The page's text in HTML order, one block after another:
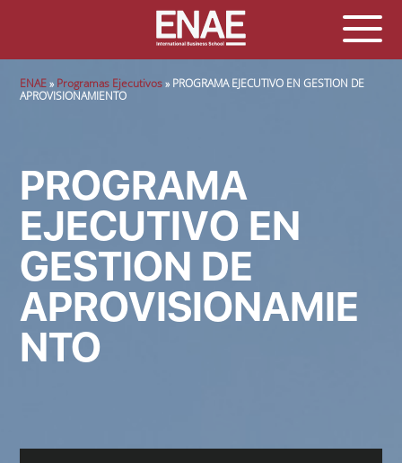
Sobrescribir enlaces de ayuda a la navegación
ENAE Programas Ejecutivos
PROGRAMA EJECUTIVO EN GESTION DE
APROVISIONAMIENTO
PROGRAMA
EJECUTIVO EN
GESTION DE
APROVISIONAMIE
NTO